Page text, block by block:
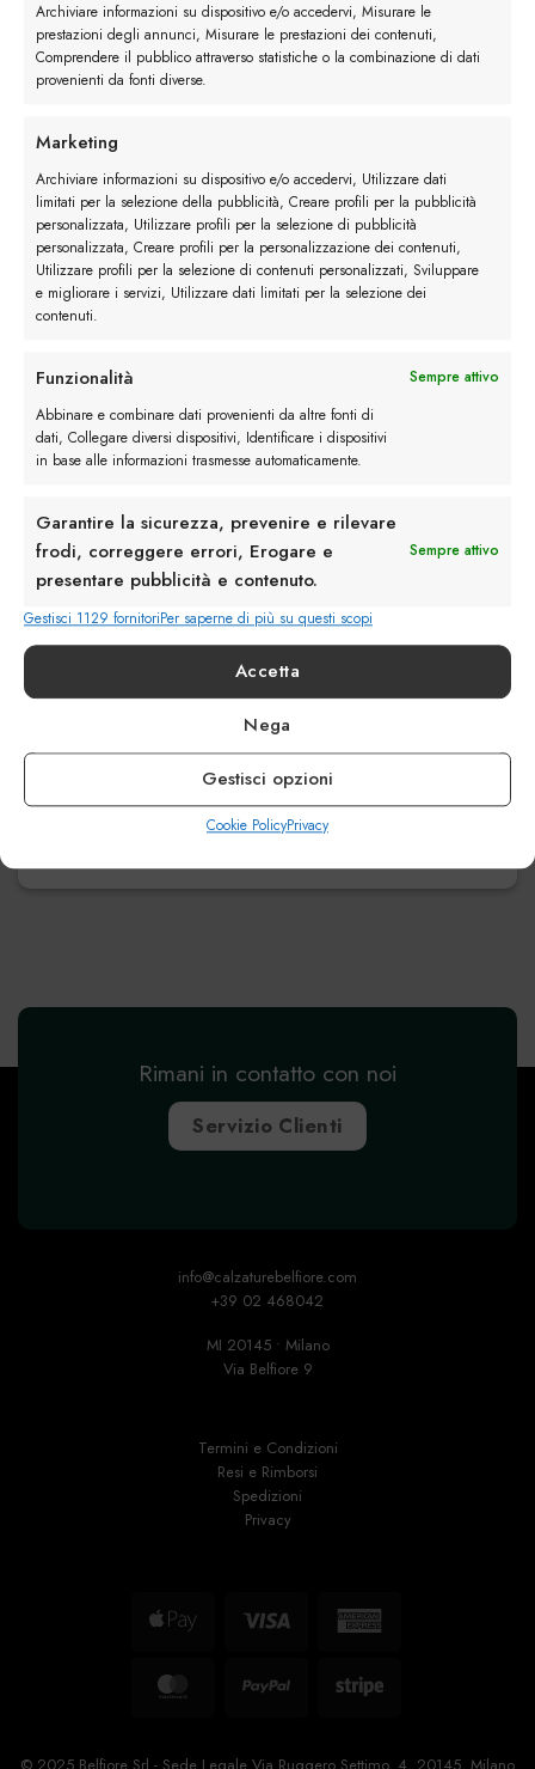
Archiviare informazioni su dispositivo e/o accedervi, Misurare le
prestazioni degli annunci, Misurare le prestazioni dei contenuti,
Comprendere il pubblico attraverso statistiche o la combinazione di dati
provenienti da fonti diverse.
Marketing
Archiviare informazioni su dispositivo e/o accedervi, Utilizzare dati
limitati per la selezione della pubblicità, Creare profili per la pubblicità
personalizzata, Utilizzare profili per la selezione di pubblicità
personalizzata, Creare profili per la personalizzazione dei contenuti,
Utilizzare profili per la selezione di contenuti personalizzati, Sviluppare
e migliorare i servizi, Utilizzare dati limitati per la selezione dei
contenuti.
Funzionalità
Sempre attivo
Abbinare e combinare dati provenienti da altre fonti di
dati, Collegare diversi dispositivi, Identificare i dispositivi
in base alle informazioni trasmesse automaticamente.
Garantire la sicurezza, prevenire e rilevare
frodi, correggere errori, Erogare e
presentare pubblicità e contenuto.
Sempre attivo
Gestisci 1129 fornitoriPer saperne di più su questi scopi
Accetta
Nega
Gestisci opzioni
Cookie PolicyPrivacy
€239.00
Harvard
Rimani in contatto con noi
Servizio Clienti
info@calzaturebelfiore.com
+39 02 468042
MI 20145 • Milano
Via Belfiore 9
Termini e Condizioni
Resi e Rimborsi
Spedizioni
Privacy
Apple
Visa
American
MasterCardPayPal Stripe